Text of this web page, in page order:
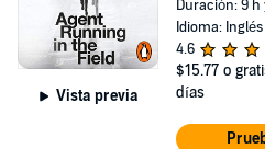
Vista previa
Duración: 9 h
Idioma: Inglés
4.6
$15.77 o
días